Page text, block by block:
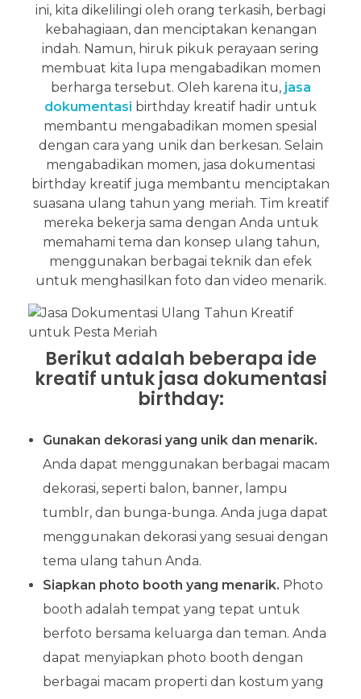
ini, kita dikelilingi oleh orang terkasih, berbagi
kebahagiaan, dan menciptakan kenangan
indah. Namun, hiruk pikuk perayaan sering
membuat kita lupa mengabadikan momen
berharga tersebut. Oleh karena itu, jasa
dokumentasi birthday kreatif hadir untuk
membantu mengabadikan momen spesial
dengan cara yang unik dan berkesan. Selain
mengabadikan momen, jasa dokumentasi
birthday kreatif juga membantu menciptakan
suasana ulang tahun yang meriah. Tim kreatif
mereka bekerja sama dengan Anda untuk
memahami tema dan konsep ulang tahun,
menggunakan berbagai teknik dan efek
untuk menghasilkan foto dan video menarik.
Berikut adalah beberapa ide
kreatif untuk jasa dokumentasi
birthday:
Gunakan dekorasi yang unik dan menarik.
Anda dapat menggunakan berbagai macam
dekorasi, seperti balon, banner, lampu
tumblr, dan bunga-bunga. Anda juga dapat
menggunakan dekorasi yang sesuai dengan
tema ulang tahun Anda.
Siapkan photo booth yang menarik. Photo
booth adalah tempat yang tepat untuk
berfoto bersama keluarga dan teman. Anda
dapat menyiapkan photo booth dengan
berbagai macam properti dan kostum yang